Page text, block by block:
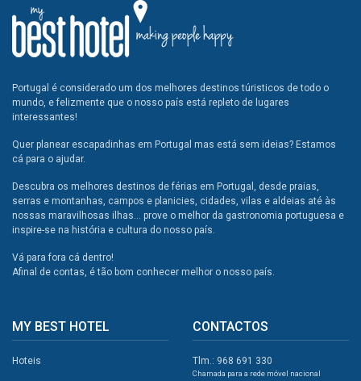
Portugal é considerado um dos melhores destinos túristicos de todo o
mundo, e felizmente que o nosso país está repleto de lugares
interessantes!
Quer planear escapadinhas em Portugal mas está sem ideias? Estamos
cá para o ajudar.
Descubra os melhores destinos de férias em Portugal, desde praias,
serras e montanhas, campos e planicies, cidades, vilas e aldeias até às
nossas maravilhosas ilhas... prove o melhor da gastronomia portuguesa e
inspire-se na história e cultura do nosso país.
Vá para fora cá dentro!
Afinal de contas, é tão bom conhecer melhor o nosso país.
MY BEST HOTEL
Hoteis
CONTACTOS
Tlm.: 968 691 330
Chamada para a rede móvel nacional